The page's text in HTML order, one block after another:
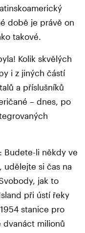
době je právě on
takové.
Kolik skvělých
i z jiných částí
a příslušníků
– dnes, po
: Budete-li někdy ve
udělejte si čas na
jak to
při ústí řeky
stanice pro
dvanáct milionů